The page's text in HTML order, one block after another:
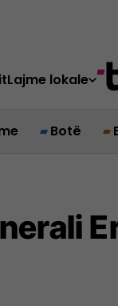
Lajme lokale
Botë